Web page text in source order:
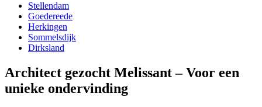
Stellendam
Goedereede
Herkingen
Sommelsdijk
Dirksland
Architect gezocht Melissant – Voor een
unieke ondervinding